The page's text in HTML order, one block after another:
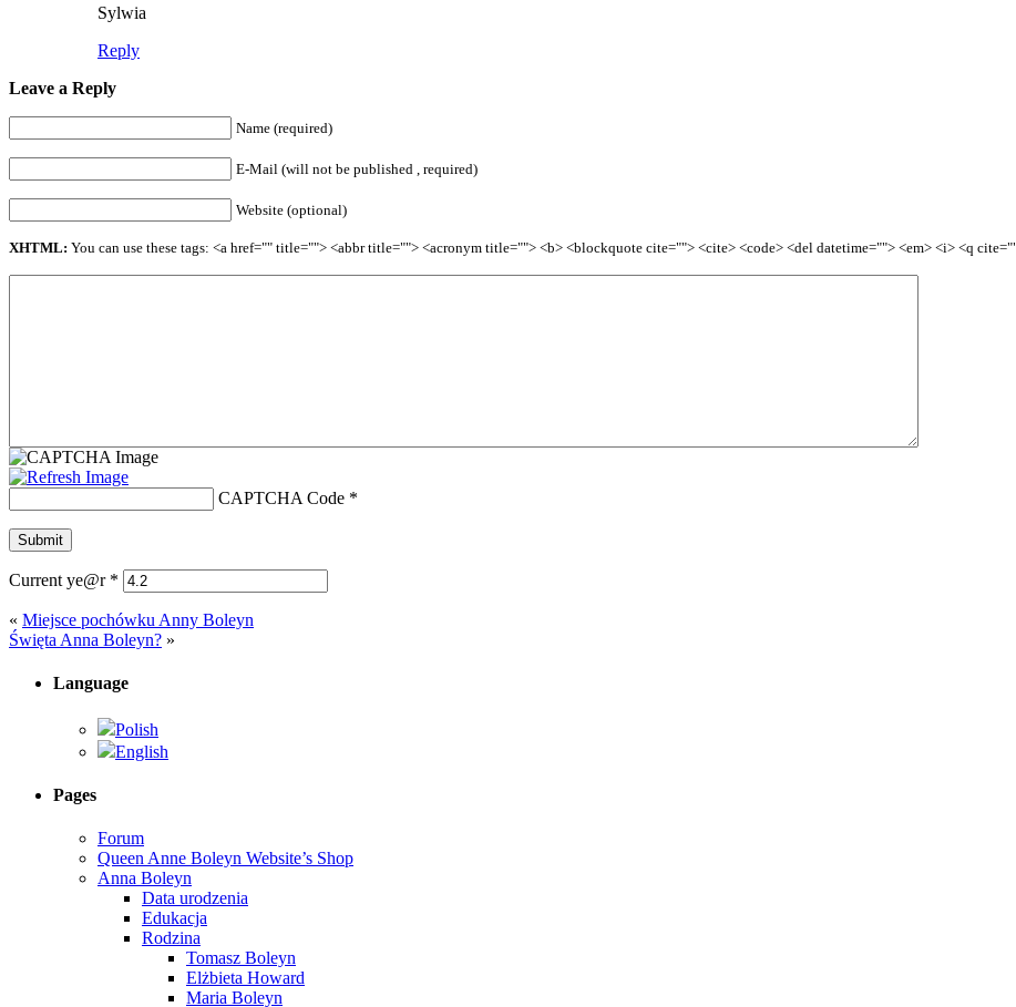
Sylwia
Reply
Leave a Reply
Name (required)
E-Mail (will not be published , required)
Website (optional)
XHTML: You can use these tags: <a href="" title=""> <abbr title=""> <acronym title=""> <b> <blockquote cite=""> <cite> <code> <del datetime=""> <em> <i> <q
CAPTCHA Code *
Current ye@r *
« Miejsce pochówku Anny Boleyn
Święta Anna Boleyn? »
Language
Polish
English
Pages
Forum
Queen Anne Boleyn Website’s Shop
Anna Boleyn
Data urodzenia
Edukacja
Rodzina
Tomasz Boleyn
Elżbieta Howard
Maria Boleyn